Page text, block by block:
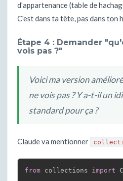
d'appartenance (table de
C'est dans ta tête, pas dans ton
Étape 4 : Demander
vois pas ?"
Voici ma version
ne vois pas ? Y a-t-il un
standard pour ça ?
Claude va mentionner
from collections import